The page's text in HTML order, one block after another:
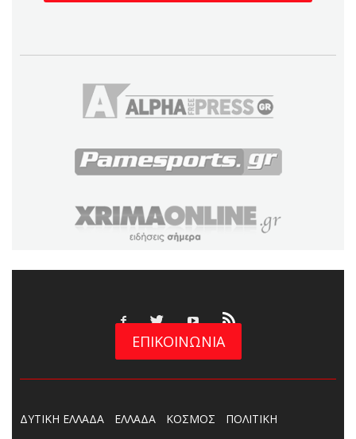
ΕΠΙΚΟΙΝΩΝΙΑ
ΔΥΤΙΚΗ ΕΛΛΑΔΑ ΕΛΛΑΔΑ ΚΟΣΜΟΣ
ΠΟΛΙΤΙΚΗ